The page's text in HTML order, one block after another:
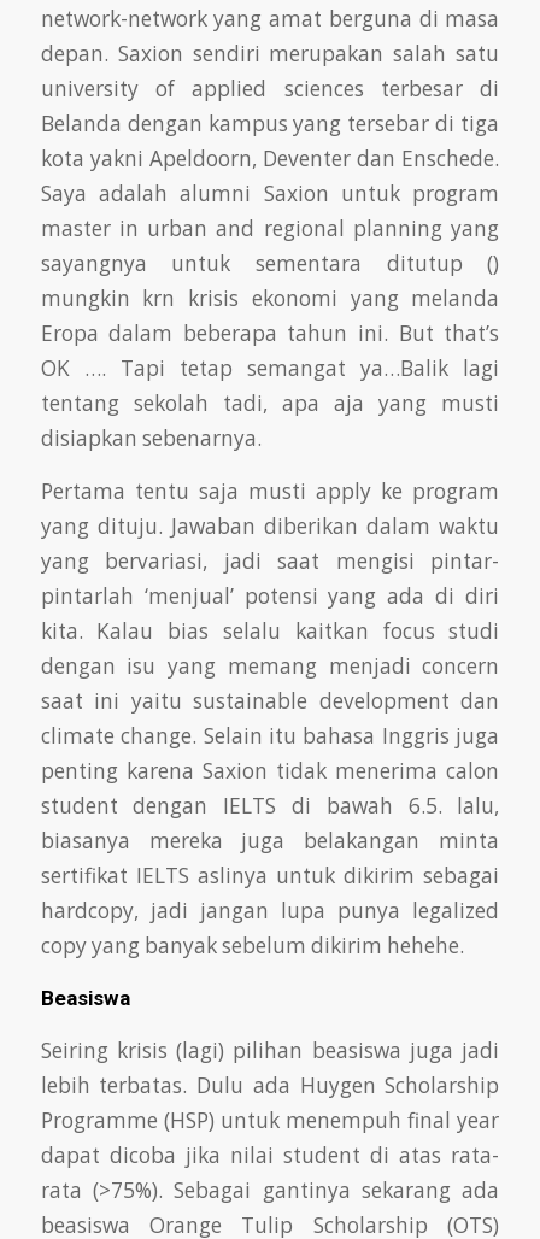
network-network yang amat berguna di masa
depan. Saxion sendiri merupakan salah satu
university of applied sciences terbesar di
Belanda dengan kampus yang tersebar di tiga
kota yakni Apeldoorn, Deventer dan Enschede.
Saya adalah alumni Saxion untuk program
master in urban and regional planning yang
sayangnya untuk sementara ditutup ()
mungkin krn krisis ekonomi yang melanda
Eropa dalam beberapa tahun ini. But that’s
OK …. Tapi tetap semangat ya…Balik lagi
tentang sekolah tadi, apa aja yang musti
disiapkan sebenarnya.
Pertama tentu saja musti apply ke program
yang dituju. Jawaban diberikan dalam waktu
yang bervariasi, jadi saat mengisi pintar-
pintarlah ‘menjual’ potensi yang ada di diri
kita. Kalau bias selalu kaitkan focus studi
dengan isu yang memang menjadi concern
saat ini yaitu sustainable development dan
climate change. Selain itu bahasa Inggris juga
penting karena Saxion tidak menerima calon
student dengan IELTS di bawah 6.5. lalu,
biasanya mereka juga belakangan minta
sertifikat IELTS aslinya untuk dikirim sebagai
hardcopy, jadi jangan lupa punya legalized
copy yang banyak sebelum dikirim hehehe.
Beasiswa
Seiring krisis (lagi) pilihan beasiswa juga jadi
lebih terbatas. Dulu ada Huygen Scholarship
Programme (HSP) untuk menempuh final year
dapat dicoba jika nilai student di atas rata-
rata (>75%). Sebagai gantinya sekarang ada
beasiswa Orange Tulip Scholarship (OTS)